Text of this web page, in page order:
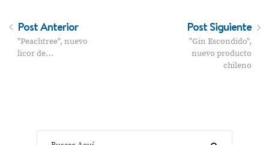
Post Anterior
"Peachtree", nuevo
licor de…
Post Siguiente
"Gin Escondido",
nuevo producto
chileno